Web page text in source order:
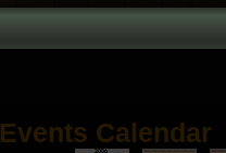
Events Calendar